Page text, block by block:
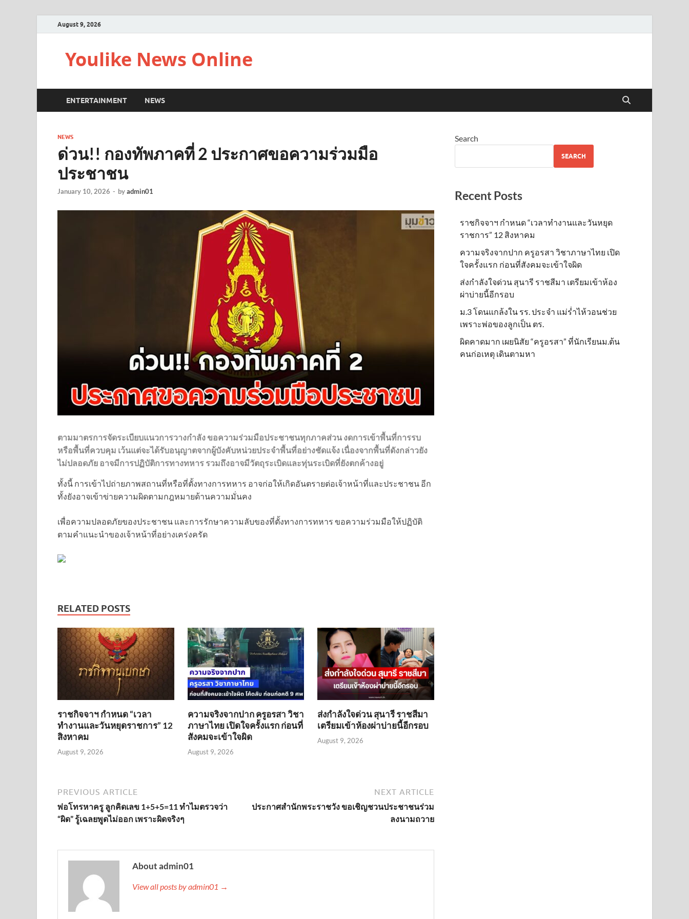
August 9, 2026
Youlike News Online
ENTERTAINMENT NEWS
NEWS
ด่วน!! กองทัพภาคที่ 2 ประกาศขอความร่วมมือ
ประชาชน
January 10, 2026 - byadmin01
ตามมาตรการจัดระเบียบแนวการวางกำลัง ขอความร่วมมือประชาชนทุกภาคส่วน งดการเข้าพื้นที่การรบ
หรือพื้นที่ควบคุม เว้นแต่จะได้รับอนุญาตจากผู้บังคับหน่วยประจำพื้นที่อย่างชัดแจ้ง เนื่องจากพื้นที่ดังกล่าวยัง
ไม่ปลอดภัย อาจมีการปฏิบัติการทางทหาร รวมถึงอาจมีวัตถุระเบิดและทุ่นระเบิดที่ยังตกค้างอยู่
ทั้งนี้ การเข้าไปถ่ายภาพสถานที่หรือที่ตั้งทางการทหาร อาจก่อให้เกิดอันตรายต่อเจ้าหน้าที่และประชาชน อีก
ทั้งยังอาจเข้าข่ายความผิดตามกฎหมายด้านความมั่นคง
เพื่อความปลอดภัยของประชาชน และการรักษาความลับของที่ตั้งทางการทหาร ขอความร่วมมือให้ปฏิบัติ
ตามคำแนะนำของเจ้าหน้าที่อย่างเคร่งครัด
RELATED POSTS
ราชกิจจาฯ กำหนด “เวลา
ทำงานและวันหยุดราชการ” 12
สิงหาคม
August 9, 2026
ความจริงจากปาก ครูอรสา วิชา
ภาษาไทย เปิดใจครั้งแรก ก่อนที่
สังคมจะเข้าใจผิด
August 9, 2026
ส่งกำลังใจด่วน สุนารี ราชสีมา
เตรียมเข้าห้องผ่าบ่ายนี้อีกรอบ
August 9, 2026
PREVIOUS ARTICLE
พ่อโทรหาครู ลูกคิดเลข 1+5+5=11 ทำไมตรวจว่า
“ผิด” รู้เฉลยพูดไม่ออก เพราะผิดจริงๆ
NEXT ARTICLE
ประกาศสำนักพระราชวัง ขอเชิญชวนประชาชนร่วม
ลงนามถวาย
About admin01
View all posts by admin01 →
Search
SEARCH
Recent Posts
ราชกิจจาฯ กำหนด “เวลาทำงานและวันหยุด
ราชการ” 12 สิงหาคม
ความจริงจากปาก ครูอรสา วิชาภาษาไทย เปิด
ใจครั้งแรก ก่อนที่สังคมจะเข้าใจผิด
ส่งกำลังใจด่วน สุนารี ราชสีมา เตรียมเข้าห้อง
ผ่าบ่ายนี้อีกรอบ
ม.3 โดนแกล้งใน รร. ประจำ แม่ร่ำไห้วอนช่วย
เพราะพ่อของลูกเป็น ตร.
ผิดคาดมาก เผยนิสัย “ครูอรสา” ที่นักเรียนม.ต้น
คนก่อเหตุ เดินตามหา